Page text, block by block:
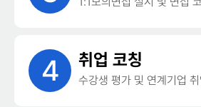
4 취업 코칭
수강생 평가 및 연계기업